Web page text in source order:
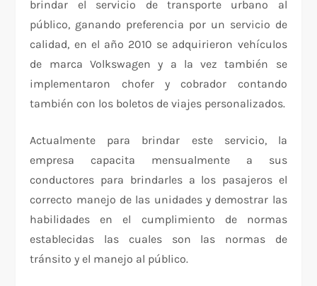
brindar el servicio de transporte urbano al
público, ganando preferencia por un servicio de
calidad, en el año 2010 se adquirieron vehículos
de marca Volkswagen y a la vez también se
implementaron chofer y cobrador contando
también con los boletos de viajes personalizados.
Actualmente para brindar este servicio, la
empresa capacita mensualmente a sus
conductores para brindarles a los pasajeros el
correcto manejo de las unidades y demostrar las
habilidades en el cumplimiento de normas
establecidas las cuales son las normas de
tránsito y el manejo al público.